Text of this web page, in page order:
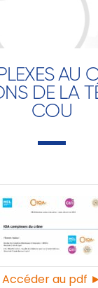
AU
DE LA
COU
Accéder au pdf